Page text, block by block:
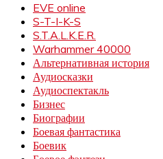
EVE online
S-T-I-K-S
S.T.A.L.K.E.R.
Warhammer 40000
Альтернативная история
Аудиосказки
Аудиоспектакль
Бизнес
Биографии
Боевая фантастика
Боевик